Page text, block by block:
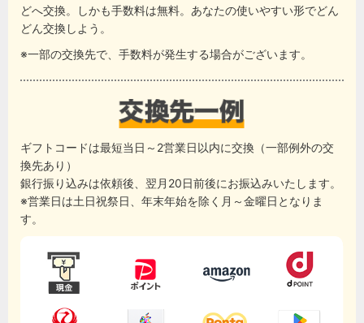
どへ交換。しかも手数料は無料。あなたの使いやすい形でどん
どん交換しよう。
※一部の交換先で、手数料が発生する場合がございます。
ギフトコードは最短当日～2営業日以内に交換（一部例外の交
換先あり）
銀行振り込みは依頼後、翌月20日前後にお振込みいたします。
※営業日は土日祝祭日、年末年始を除く月～金曜日となりま
す。